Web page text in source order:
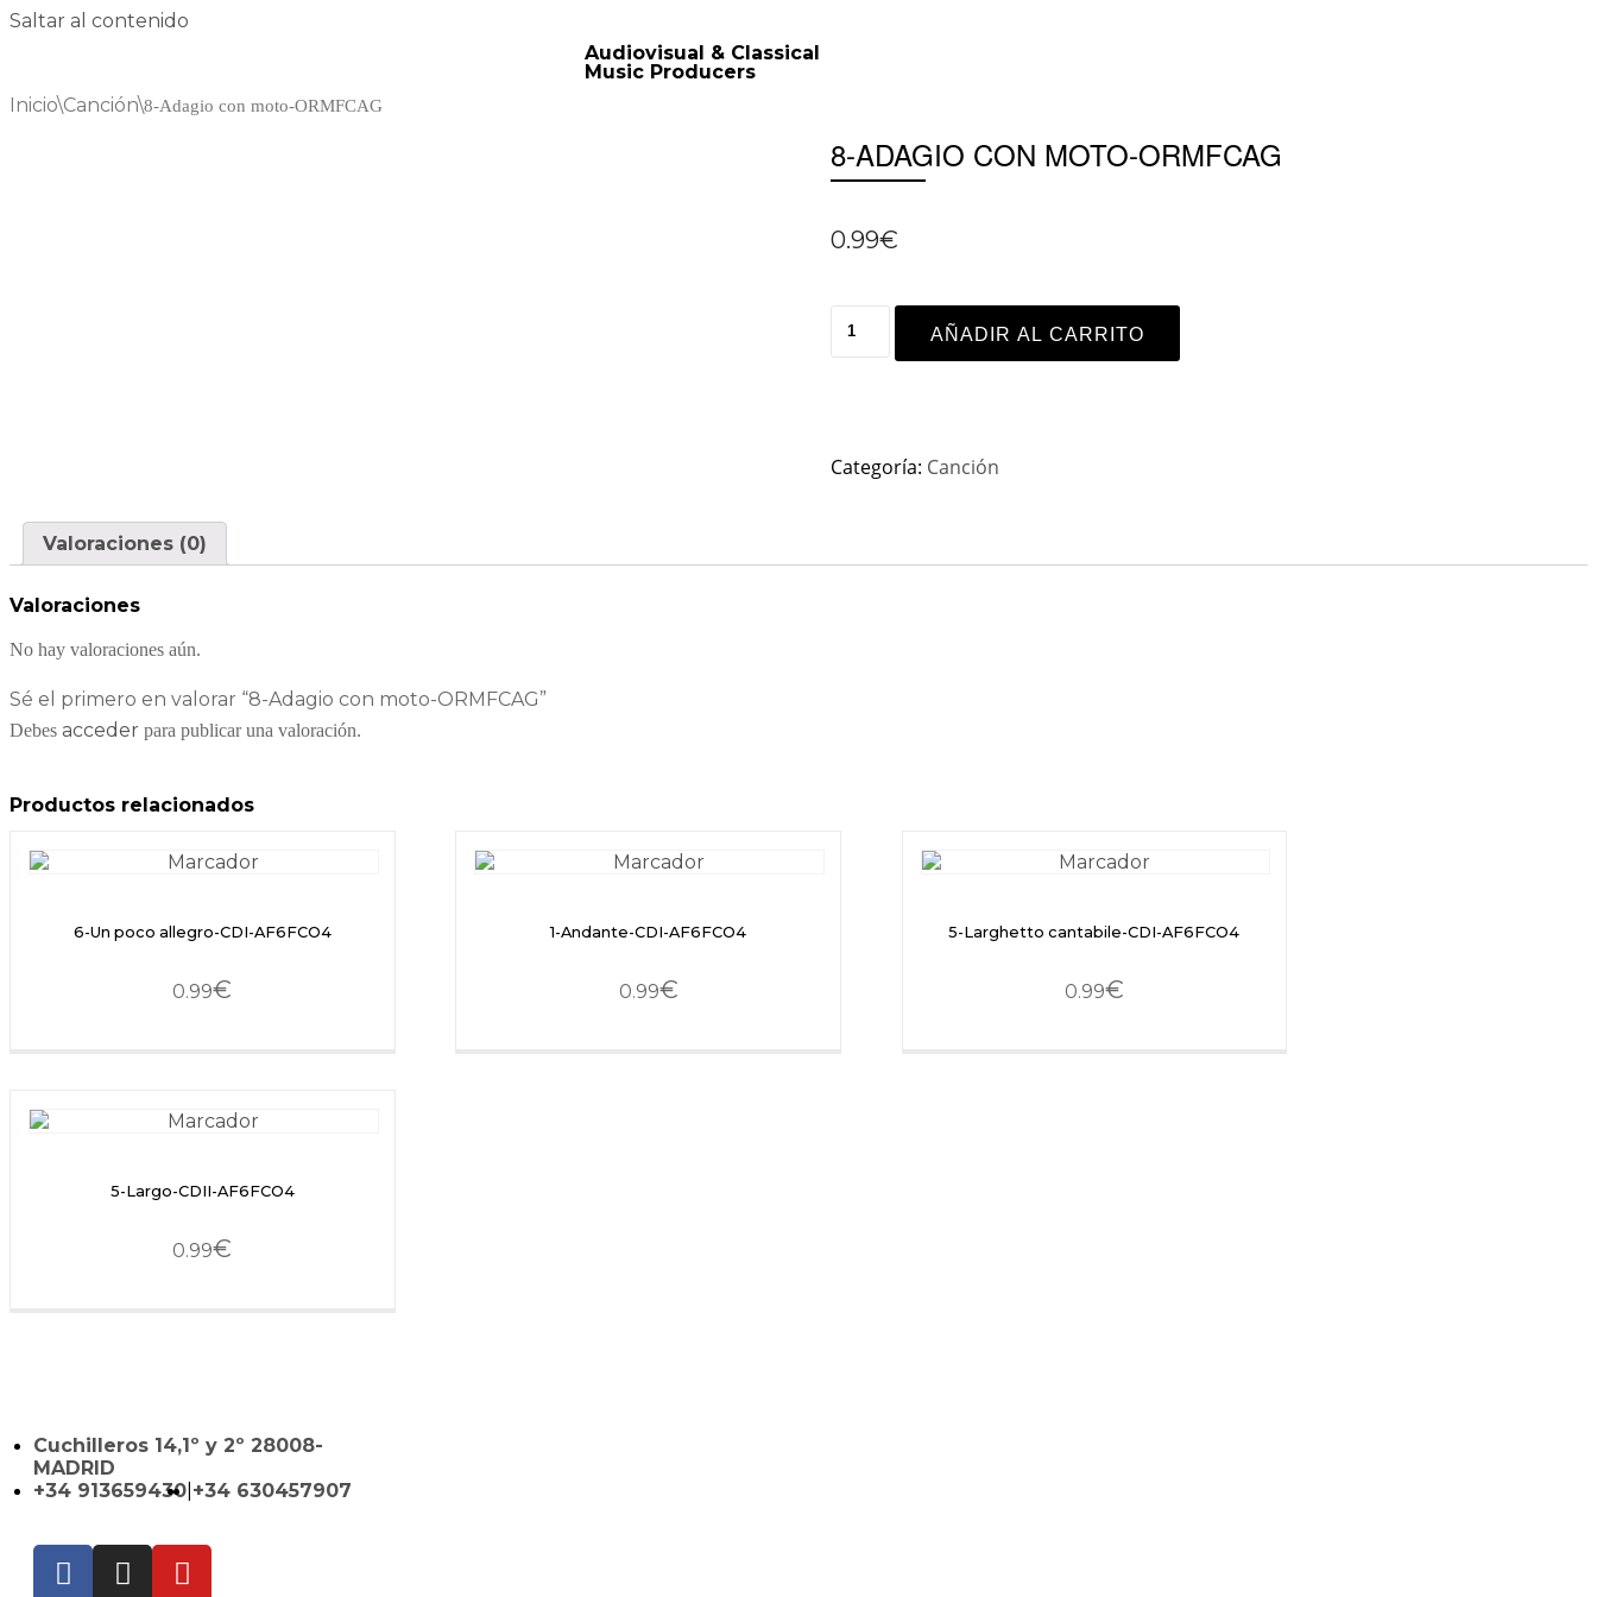
Saltar al contenido
Audiovisual & Classical
Music Producers
Inicio\Canción\8-Adagio con moto-ORMFCAG
8-ADAGIO CON MOTO-ORMFCAG
0.99€
AÑADIR AL CARRITO
Categoría: Canción
Valoraciones (0)
Valoraciones
No hay valoraciones aún.
Sé el primero en valorar “8-Adagio con moto-ORMFCAG”
Debes acceder para publicar una valoración.
Productos relacionados
6-Un poco allegro-CDI-AF6FCO4
0.99€
1-Andante-CDI-AF6FCO4
0.99€
5-Larghetto cantabile-CDI-AF6FCO4
0.99€
5-Largo-CDII-AF6FCO4
0.99€
Cuchilleros 14,1º y 2º 28008-
MADRID
+34 913659430 +34 630457907